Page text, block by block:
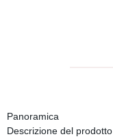
Panoramica
Descrizione del prodotto